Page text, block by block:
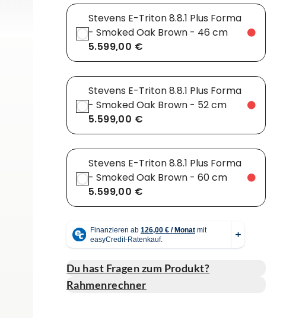
Stevens E-Triton 8.8.1 Plus Forma
- Smoked Oak Brown - 46 cm
5.599,00 €
Stevens E-Triton 8.8.1 Plus Forma
- Smoked Oak Brown - 52 cm
5.599,00 €
Stevens E-Triton 8.8.1 Plus Forma
- Smoked Oak Brown - 60 cm
5.599,00 €
Du hast Fragen zum Produkt?
Rahmenrechner